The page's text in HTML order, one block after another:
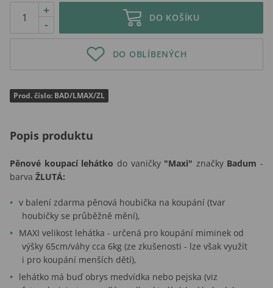
-
+
DO KOŠÍKU
DO OBLÍBENÝCH
Prod. číslo: BAD/LMAX/ZL
Popis produktu
Pěnové koupací lehátko do vaničky "Maxi" značky Badum -
barva ŽLUTÁ:
v balení zdarma pěnová houbička na koupání (tvar
houbičky se průběžně mění),
MAXI velikost lehátka - určená pro koupání miminek od
výšky 65cm/váhy cca 6kg (ze zkušenosti - lze však využít
i pro koupání menších dětí),
lehátko má buď obrys medvídka nebo pejska (viz